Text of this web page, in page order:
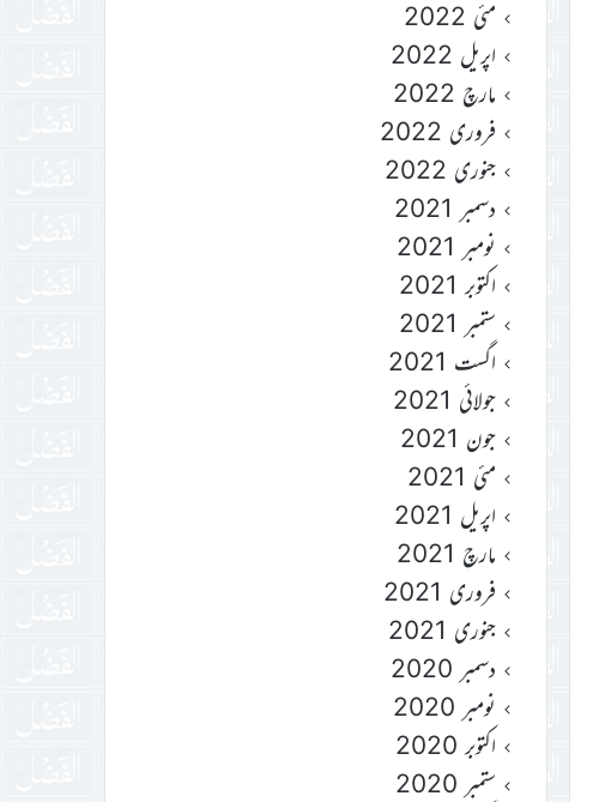
مئی 2022
اپریل 2022
مارچ 2022
فروری 2022
جنوری 2022
دسمبر 2021
نومبر 2021
اکتوبر 2021
ستمبر 2021
اگست 2021
جولائی 2021
جون 2021
مئی 2021
اپریل 2021
مارچ 2021
فروری 2021
جنوری 2021
دسمبر 2020
نومبر 2020
اکتوبر 2020
ستمبر 2020